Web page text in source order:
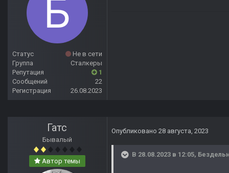
Статус
Не в сети
Группа
Сталкеры
Репутация
1
Сообщений
22
Регистрация
26.08.2023
Гатс
Бывалый
Автор темы
Опубликовано 28 августа, 2023
В 28.08.2023 в 12:05,